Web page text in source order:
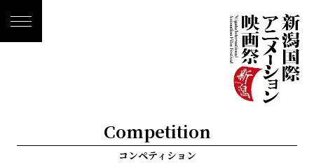
Competition
コンペティション